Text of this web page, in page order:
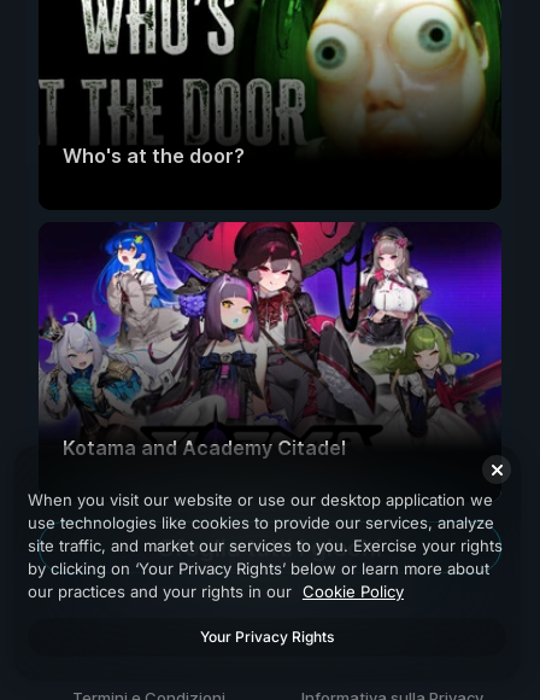
Who's at the door?
Kotama and Academy Citadel
Sfoglia tutti i giochi
When you visit our website or use our desktop application we
use technologies like cookies to provide our services, analyze
site traffic, and market our services to you. Exercise your rights
by clicking on ‘Your Privacy Rights’ below or learn more about
our practices and your rights in our Cookie Policy
Your Privacy Rights